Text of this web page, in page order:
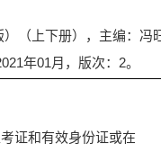
（上下册），主编：冯
年01月，版次：2。
证和有效身份证或在